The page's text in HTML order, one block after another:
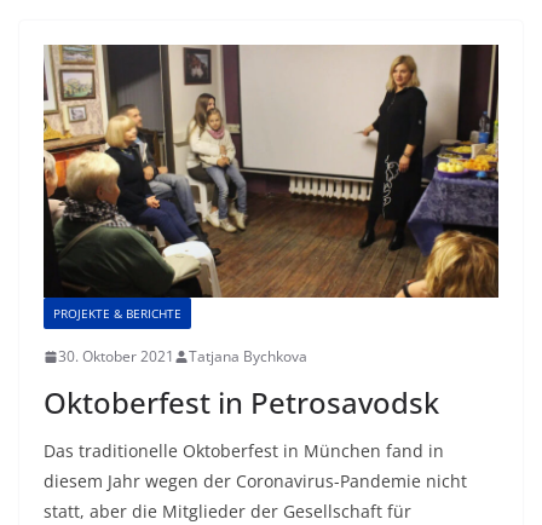
PROJEKTE & BERICHTE
30. Oktober 2021 Tatjana Bychkova
Oktoberfest in Petrosavodsk
Das traditionelle Oktoberfest in München fand in
diesem Jahr wegen der Coronavirus-Pandemie nicht
statt, aber die Mitglieder der Gesellschaft für